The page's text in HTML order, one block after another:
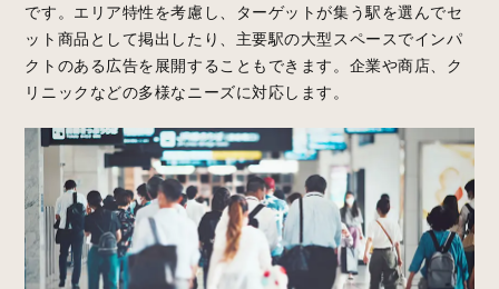
です。エリア特性を考慮し、ターゲットが集う駅を選んでセ
ット商品として掲出したり、主要駅の大型スペースでインパ
クトのある広告を展開することもできます。企業や商店、ク
リニックなどの多様なニーズに対応します。